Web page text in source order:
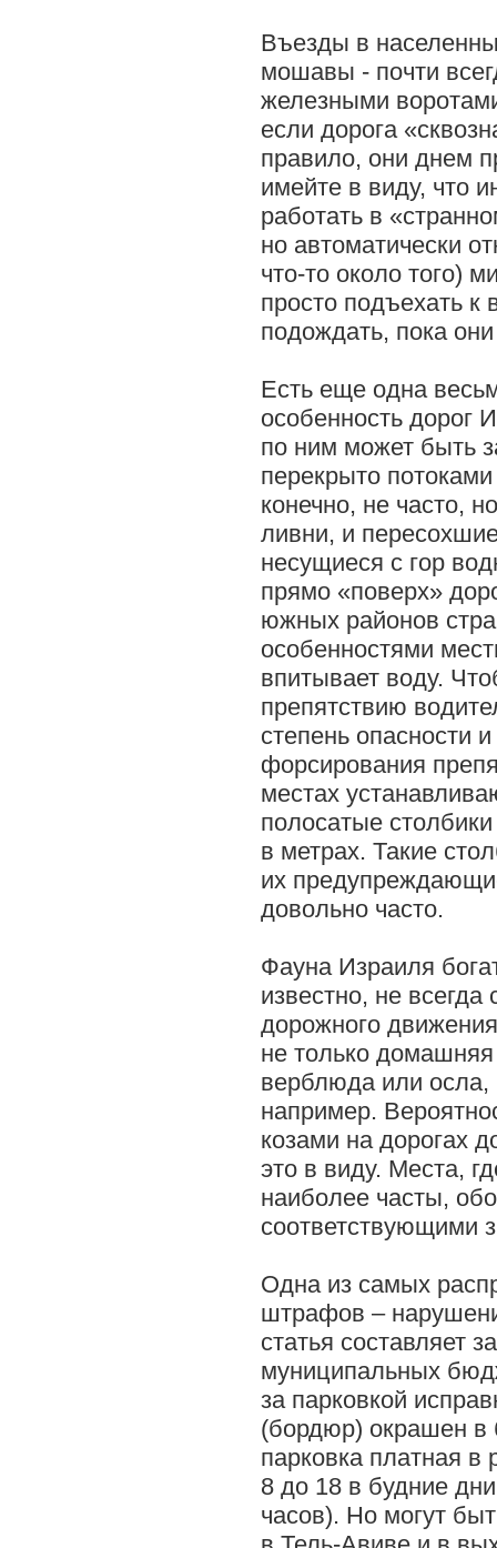
Въезды в
мошавы - почти
железными
если дорога
правило, они днем
имейте в виду, что
работать в
но автоматически
что-то около того)
просто подъехать к
подождать, пока
Есть еще одна
особенность дорог
по ним может быть
перекрыто
конечно, не часто,
ливни, и
несущиеся с гор
прямо «поверх»
южных районов
особенностями
впитывает воду.
препятствию
степень опасности
форсирования
местах
полосатые
в метрах. Такие
их
довольно часто.
Фауна Израиля
известно, не
дорожного
не только
верблюда или осла,
например.
козами на дорогах
это в виду. Места,
наиболее часты,
соответствующими
Одна из самых
штрафов –
статья составляет
муниципальных
за парковкой
(бордюр) окрашен в
парковка платная
8 до 18 в будние
часов). Но могут